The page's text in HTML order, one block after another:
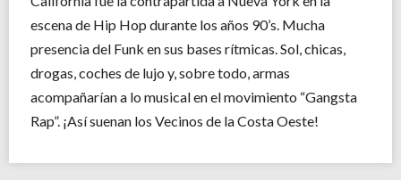
escena de Hip Hop durante los años 90’s. Mucha
presencia del Funk en sus bases rítmicas. Sol, chicas,
drogas, coches de lujo y, sobre todo, armas
acompañarían a lo musical en el movimiento “Gangsta
Rap”. ¡Así suenan los Vecinos de la Costa Oeste!